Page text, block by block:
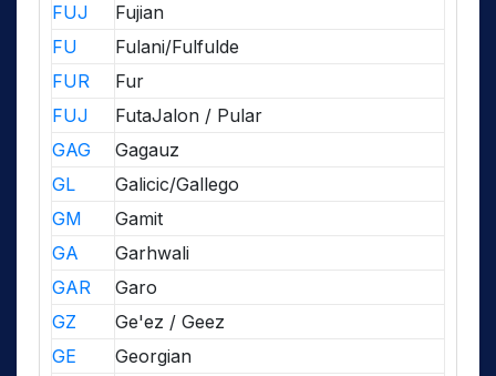
FUJ
Fujian
FU
Fulani/Fulfulde
FUR
Fur
FUJ
FutaJalon / Pular
GAG
Gagauz
GL
Galicic/Gallego
GM
Gamit
GA
Garhwali
GAR
Garo
GZ
Ge'ez / Geez
GE
Georgian